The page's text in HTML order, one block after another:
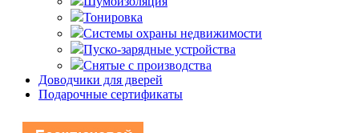
Тонировка
Системы охраны недвижимости
Пуско-зарядные устройства
Снятые с производства
Доводчики для дверей
Подарочные сертификаты